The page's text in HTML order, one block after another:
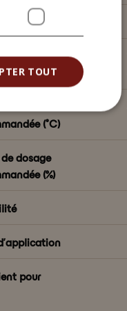
de transformation
(°C)
dosage
(%)
pour
TOUT